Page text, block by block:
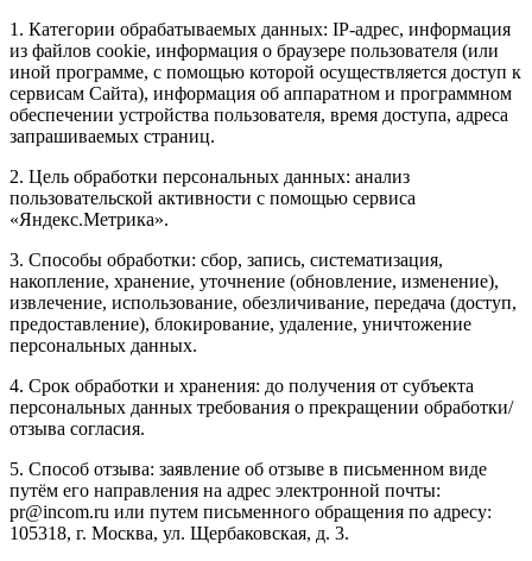
1. Категории обрабатываемых данных: IP-адрес, информация
из файлов cookie, информация о браузере пользователя (или
иной программе, с помощью которой осуществляется доступ к
сервисам Сайта), информация об аппаратном и программном
обеспечении устройства пользователя, время доступа, адреса
запрашиваемых страниц.
2. Цель обработки персональных данных: анализ
пользовательской активности с помощью сервиса
«Яндекс.Метрика».
3. Способы обработки: сбор, запись, систематизация,
накопление, хранение, уточнение (обновление, изменение),
извлечение, использование, обезличивание, передача (доступ,
предоставление), блокирование, удаление, уничтожение
персональных данных.
4. Срок обработки и хранения: до получения от субъекта
персональных данных требования о прекращении обработки/
отзыва согласия.
5. Способ отзыва: заявление об отзыве в письменном виде
путём его направления на адрес электронной почты:
pr@incom.ru или путем письменного обращения по адресу:
105318, г. Москва, ул. Щербаковская, д. 3.